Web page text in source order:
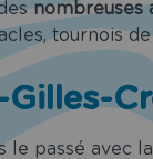
nombreuses
tournois
le passé avec la